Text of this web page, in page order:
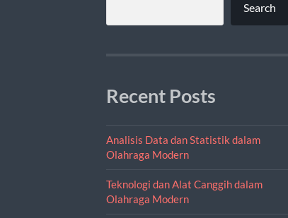
Search
Recent Posts
Analisis Data dan Statistik dalam
Olahraga Modern
Teknologi dan Alat Canggih dalam
Olahraga Modern